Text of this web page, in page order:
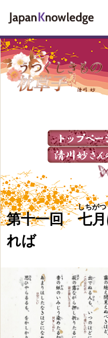
第十一回七月
しちがつ
れば